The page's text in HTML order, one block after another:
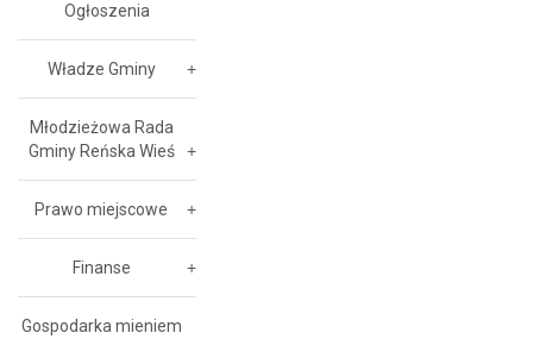
Ogłoszenia
Władze Gminy
Młodzieżowa Rada
Gminy Reńska Wieś
Prawo miejscowe
Finanse
Gospodarka mieniem